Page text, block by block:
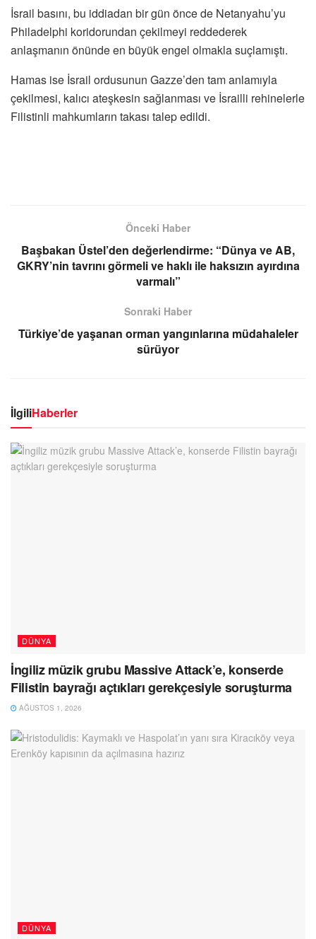
İsrail basını, bu iddiadan bir gün önce de Netanyahu’yu
Philadelphi koridorundan çekilmeyi reddederek
anlaşmanın önünde en büyük engel olmakla suçlamıştı.
Hamas ise İsrail ordusunun Gazze’den tam anlamıyla
çekilmesi, kalıcı ateşkesin sağlanması ve İsrailli rehinelerle
Filistinli mahkumların takası talep edildi.
Önceki Haber
Başbakan Üstel’den değerlendirme: “Dünya ve AB,
GKRY’nin tavrını görmeli ve haklı ile haksızın ayırdına
varmalı”
Sonraki Haber
Türkiye’de yaşanan orman yangınlarına müdahaleler
sürüyor
İlgiliHaberler
DÜNYA
İngiliz müzik grubu Massive Attack’e, konserde
Filistin bayrağı açtıkları gerekçesiyle soruşturma
AĞUSTOS 1, 2026
DÜNYA